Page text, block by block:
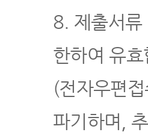
8. 제출서
한하여 유
(전자우편
파기하며 ,